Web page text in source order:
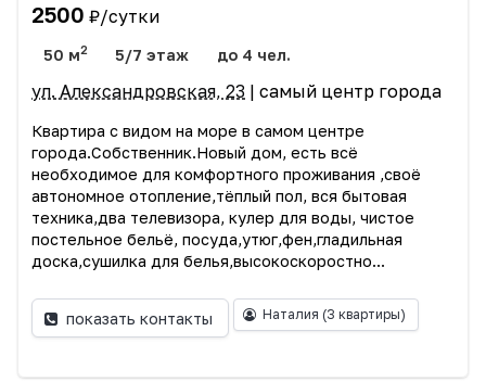
2500 ₽/сутки
50 м2 5/7 этаж до 4 чел.
ул. Александровская, 23 | самый центр города
Квартира с видом на море в самом центре
города.Собственник.Новый дом, есть всё
необходимое для комфортного проживания ,своё
автономное отопление,тёплый пол, вся бытовая
техника,два телевизора, кулер для воды, чистое
постельное бельё, посуда,утюг,фен,гладильная
доска,сушилка для белья,высокоскоростно...
показать контакты Наталия (3 квартиры)